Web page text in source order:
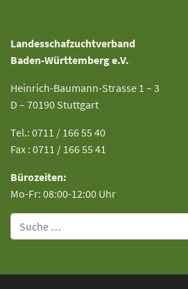
Landesschafzuchtverband
Baden-Württemberg e.V.
Heinrich-Baumann-Strasse 1 – 3
D – 70190 Stuttgart
Tel.: 0711 / 166 55 40
Fax : 0711 / 166 55 41
Bürozeiten:
Mo-Fr: 08:00-12:00 Uhr
Suche